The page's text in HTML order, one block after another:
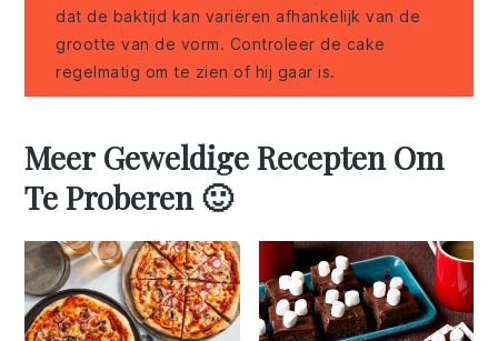
dat de baktijd kan variëren afhankelijk van de
grootte van de vorm. Controleer de cake
regelmatig om te zien of hij gaar is.
Meer Geweldige Recepten Om
Te Proberen 🙂